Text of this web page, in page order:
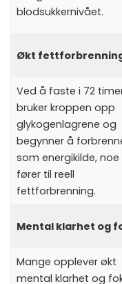
blodsukkernivået.
Økt
Ved å faste i 72
bruker kroppen opp
glykogenlagrene og
begynner å
som energikilde,
fører til reell
fettforbrenning.
Mental klarhet og
Mange opplever økt
mental klarhet og